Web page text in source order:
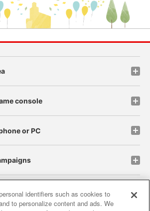
console
or PC
site policy privacy policy
identifiers such as cookies to
to personalize content and ads. We